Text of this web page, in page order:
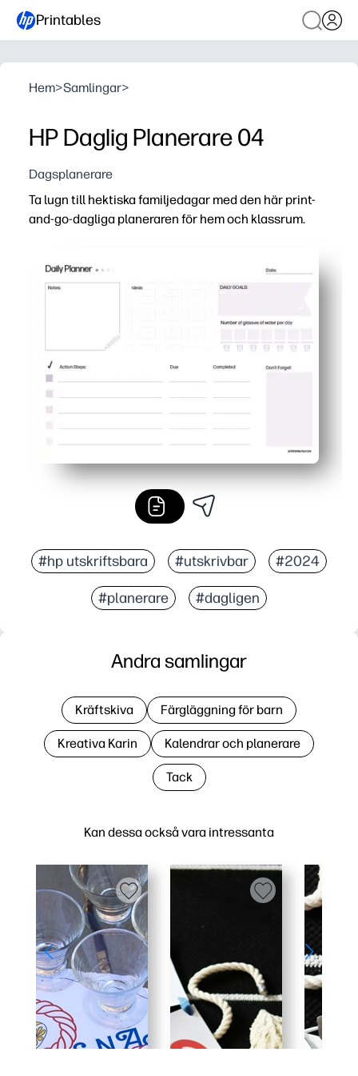
Printables
Hem>Samlingar>
HP Daglig Planerare 04
Dagsplanerare
Ta lugn till hektiska familjedagar med den här print-
and-go-dagliga planeraren för hem och klassrum.
Barnvänliga checklistor ökar självständigheten -
Lätt att lägga upp eller arkivera - lägg i en pärm, klipp
#hp utskriftsbara #utskrivbar #2024
#planerare #dagligen
Kan dessa också vara intressanta
Andra samlingar
Kräftskiva Färgläggning för barn
Kreativa Karin Kalendrar och planerare
Tack